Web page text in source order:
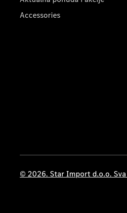
Accessories
© 2026. Star Import d.o.o.